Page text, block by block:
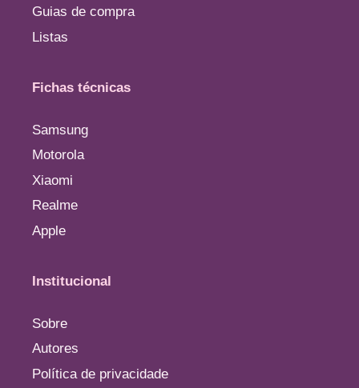
Guias de compra
Listas
Fichas técnicas
Samsung
Motorola
Xiaomi
Realme
Apple
Institucional
Sobre
Autores
Política de privacidade